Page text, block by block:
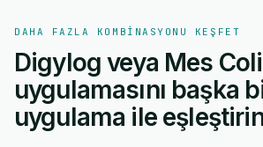
DAHA FAZLA KOMBINASYONU KEŞFET
Digylog veya Mes
uygulamasını başka
uygulama ile